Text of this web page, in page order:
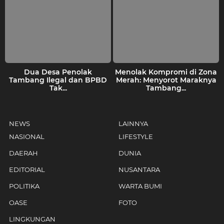
Dua Desa Penolak
Tambang Ilegal dan BPBD
Tak...
Menolak Kompromi di Zona
Merah: Menyorot Maraknya
Tambang...
NEWS
NASIONAL
DAERAH
EDITORIAL
POLITIKA
OASE
LINGKUNGAN
LAINNYA
LIFESTYLE
DUNIA
NUSANTARA
WARTA BUMI
FOTO